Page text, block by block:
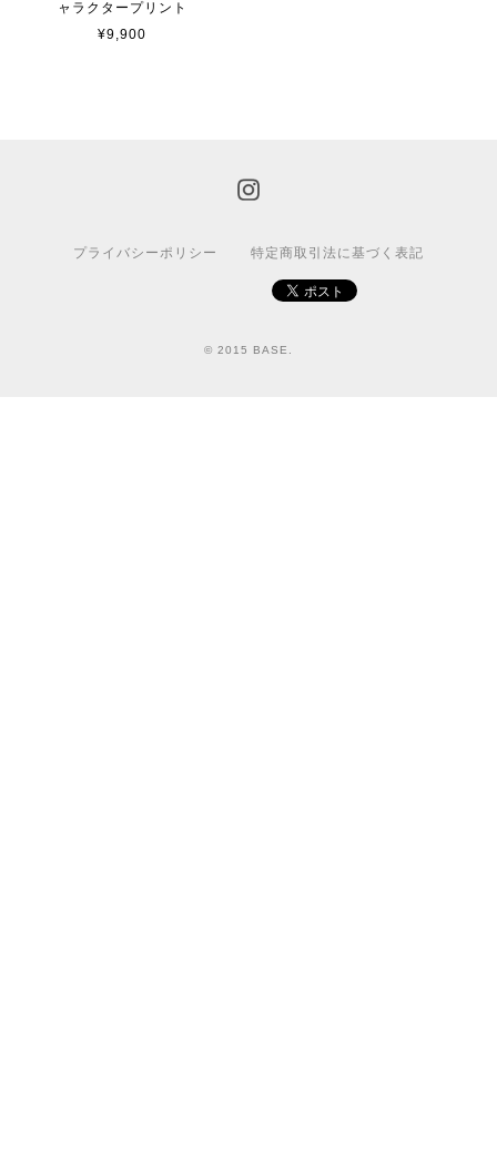
ャラクタープリント
¥9,900
プライバシーポリシー 特定商取引法に基づく表記
© 2015 BASE.